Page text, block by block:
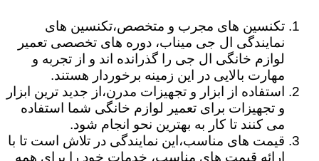
تکنسین های مجرب و متخصص،تکنسین های
نمایندگی ال جی میناب، دوره های تخصصی تعمیر
لوازم خانگی ال جی را گذرانده اند و از تجربه و
مهارت بالایی در این زمینه برخوردار هستند.
استفاده از ابزار و تجهیزات مدرن،از جدید ترین ابزار
و تجهیزات برای تعمیر لوازم خانگی شما استفاده
می کنند تا کار به بهترین نحو انجام شود.
قیمت های مناسب،این نمایندگی در تلاش است تا با
ارائه قیمت های مناسب، خدمات خود را برای همه